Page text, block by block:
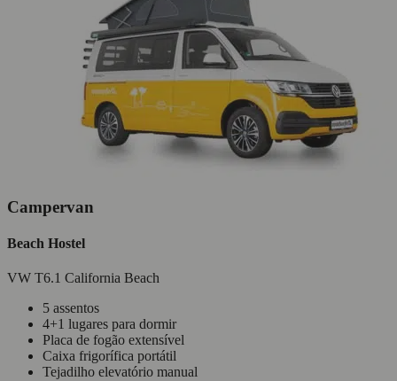
Campervan
Beach Hostel
VW T6.1 California Beach
5 assentos
4+1 lugares para dormir
Placa de fogão extensível
Caixa frigorífica portátil
Tejadilho elevatório manual